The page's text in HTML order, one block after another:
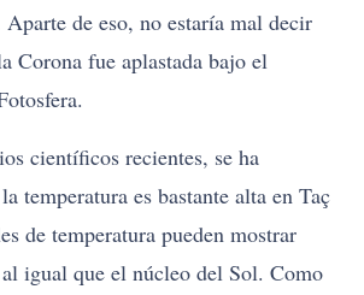
Aparte de eso, no estaría mal decir
Corona fue aplastada bajo el
científicos recientes, se ha
temperatura es bastante alta en Taç
de temperatura pueden mostrar
igual que el núcleo del Sol. Como